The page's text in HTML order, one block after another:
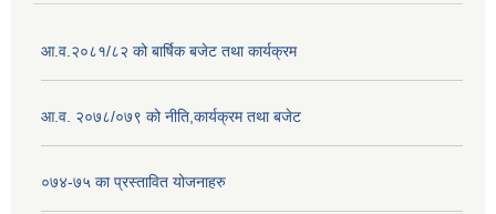
आ.व.२०८१/८२ को बार्षिक बजेट तथा कार्यक्रम
आ.व. २०७८/०७९ को नीति,कार्यक्रम तथा बजेट
०७४-७५ का प्रस्तावित योजनाहरु